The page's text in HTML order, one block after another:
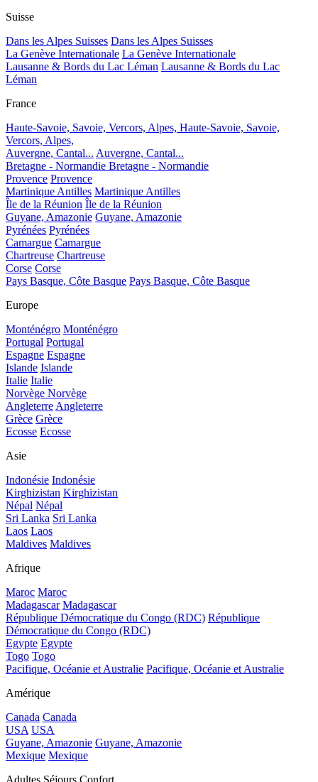
Suisse
Dans les Alpes Suisses Dans les Alpes Suisses
La Genève Internationale La Genève Internationale
Lausanne & Bords du Lac Léman Lausanne & Bords du Lac
Léman
France
Haute-Savoie, Savoie, Vercors, Alpes, Haute-Savoie, Savoie,
Vercors, Alpes,
Auvergne, Cantal... Auvergne, Cantal...
Bretagne - Normandie Bretagne - Normandie
Provence Provence
Martinique Antilles Martinique Antilles
Île de la Réunion Île de la Réunion
Guyane, Amazonie Guyane, Amazonie
Pyrénées Pyrénées
Camargue Camargue
Chartreuse Chartreuse
Corse Corse
Pays Basque, Côte Basque Pays Basque, Côte Basque
Europe
Monténégro Monténégro
Portugal Portugal
Espagne Espagne
Islande Islande
Italie Italie
Norvège Norvège
AngleterreAngleterre
Grèce Grèce
Ecosse Ecosse
Asie
Indonésie Indonésie
Kirghizistan Kirghizistan
Népal Népal
Sri Lanka Sri Lanka
Laos Laos
Maldives Maldives
Afrique
Maroc Maroc
Madagascar Madagascar
République Démocratique du Congo (RDC) République
Démocratique du Congo (RDC)
Egypte Egypte
Togo Togo
Pacifique, Océanie et Australie Pacifique, Océanie et Australie
Amérique
Canada Canada
USA USA
Guyane, Amazonie Guyane, Amazonie
Mexique Mexique